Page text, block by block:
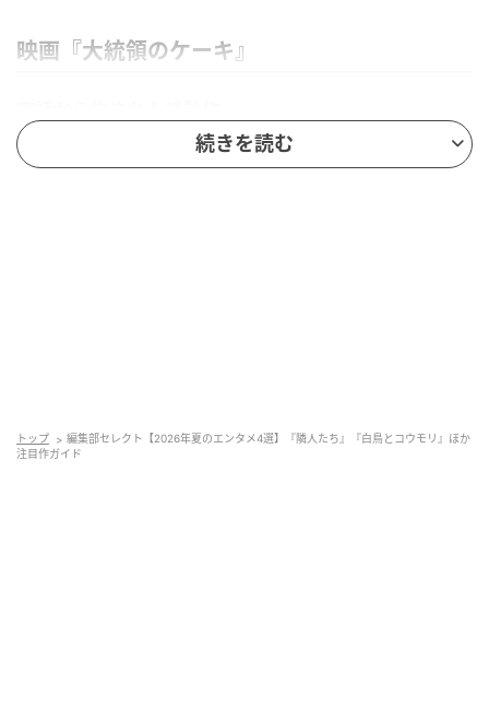
映画『大統領のケーキ』
祖母と二人暮らしのラミアは、学校でフセイン大統領
テ 他 全国公開
（イラク、アメリカ、カタール 配給／松竹）
続きを読む
トップ
編集部セレクト【2026年夏のエンタメ4選】『隣人たち』『白鳥とコウモリ』ほか
注目作ガイド